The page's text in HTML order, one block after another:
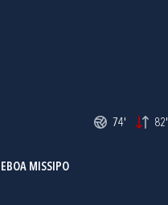
74' 82'
MISSIPO